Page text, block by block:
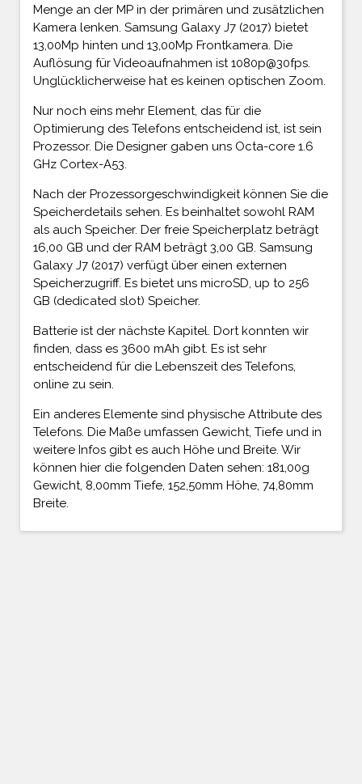
Menge an der MP in der primären und zusätzlichen
Kamera lenken. Samsung Galaxy J7 (2017) bietet
13,00Mp hinten und 13,00Mp Frontkamera. Die
Auflösung für Videoaufnahmen ist 1080p@30fps.
Unglücklicherweise hat es keinen optischen Zoom.
Nur noch eins mehr Element, das für die
Optimierung des Telefons entscheidend ist, ist sein
Prozessor. Die Designer gaben uns Octa-core 1.6
GHz Cortex-A53.
Nach der Prozessorgeschwindigkeit können Sie die
Speicherdetails sehen. Es beinhaltet sowohl RAM
als auch Speicher. Der freie Speicherplatz beträgt
16,00 GB und der RAM beträgt 3,00 GB. Samsung
Galaxy J7 (2017) verfügt über einen externen
Speicherzugriff. Es bietet uns microSD, up to 256
GB (dedicated slot) Speicher.
Batterie ist der nächste Kapitel. Dort konnten wir
finden, dass es 3600 mAh gibt. Es ist sehr
entscheidend für die Lebenszeit des Telefons,
online zu sein.
Ein anderes Elemente sind physische Attribute des
Telefons. Die Maße umfassen Gewicht, Tiefe und in
weitere Infos gibt es auch Höhe und Breite. Wir
können hier die folgenden Daten sehen: 181,00g
Gewicht, 8,00mm Tiefe, 152,50mm Höhe, 74,80mm
Breite.